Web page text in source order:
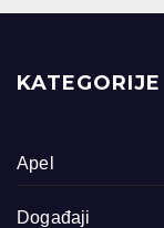
KATEGORIJE
Apel
Događaji